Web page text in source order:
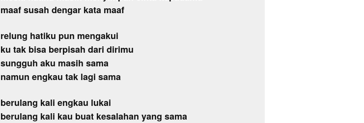
maaf susah dengar kata maaf
relung hatiku pun mengakui
ku tak bisa berpisah dari dirimu
sungguh aku masih sama
namun engkau tak lagi sama
berulang kali engkau lukai
berulang kali kau buat kesalahan yang sama